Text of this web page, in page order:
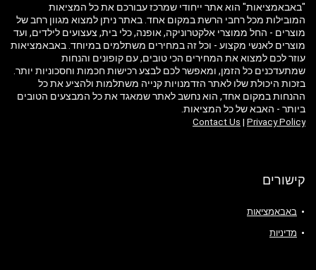
"באבאמציאות" הוא אתר ייחודי שמרכז עבורכם את כל המציאות
המובילות מכל רחבי הרשת במקום אחד. באתר ניתן למצוא מגוון רחב של
מוצרים - החל ממוצרי אלקטרוניקה, אופנה, כלי בית, צעצועים לילדים, ועד
מוצרים לאנשי מקצוע - וכל זה במחירים משתלמים במיוחד. באבאמציאות
עוזר לכם למצוא את המחירים הכי טובים, עם קופונים והנחות
שמתעדכנים כל הזמן, ומאפשר לכם לבצע רכישות חכמות וחסכוניות יותר.
בזכות היכולת שלו לאתר הזדמנויות קנייה משתלמות ולהציע את כל
ההנחות במקום אחד, הוא נחשב לאתר שמאגד את כל המבצעים הטובים
ביותר - האבא של כל המציאות.
Contact Us | Privacy Policy
קישורים
באבאמציאות
מדיניות